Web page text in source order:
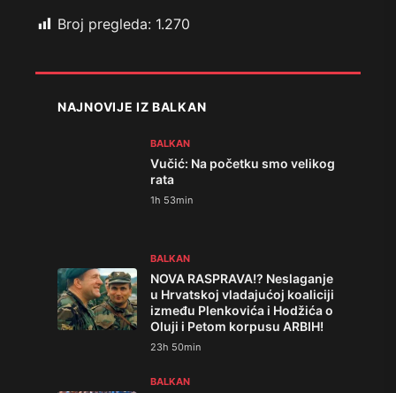
Broj pregleda: 1.270
NAJNOVIJE IZ BALKAN
BALKAN
Vučić: Na početku smo velikog
rata
1h 53min
BALKAN
NOVA RASPRAVA!? Neslaganje
u Hrvatskoj vladajućoj koaliciji
između Plenkovića i Hodžića o
Oluji i Petom korpusu ARBIH!
23h 50min
BALKAN